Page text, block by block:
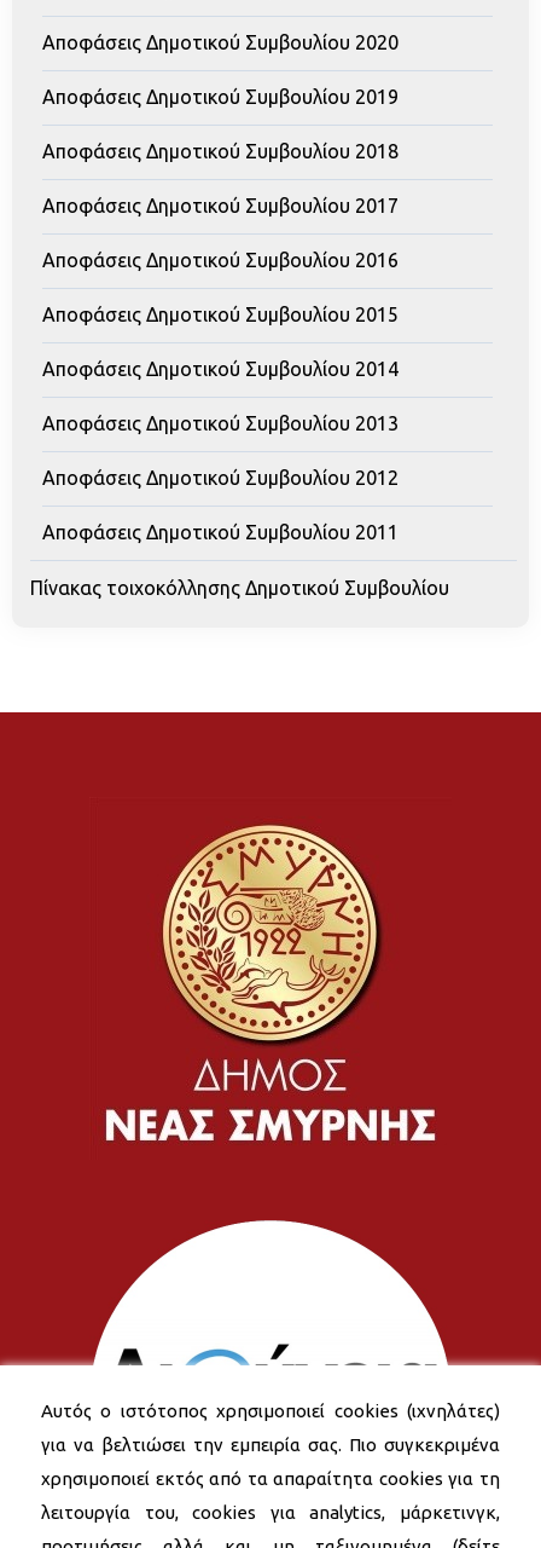
Αποφάσεις Δημοτικού Συμβουλίου 2020
Αποφάσεις Δημοτικού Συμβουλίου 2019
Αποφάσεις Δημοτικού Συμβουλίου 2018
Αποφάσεις Δημοτικού Συμβουλίου 2017
Αποφάσεις Δημοτικού Συμβουλίου 2016
Αποφάσεις Δημοτικού Συμβουλίου 2015
Αποφάσεις Δημοτικού Συμβουλίου 2014
Αποφάσεις Δημοτικού Συμβουλίου 2013
Αποφάσεις Δημοτικού Συμβουλίου 2012
Αποφάσεις Δημοτικού Συμβουλίου 2011
Πίνακας τοιχοκόλλησης Δημοτικού Συμβουλίου
Αυτός ο ιστότοπος χρησιμοποιεί cookies (ιχνηλάτες)
για να βελτιώσει την εμπειρία σας. Πιο συγκεκριμένα
χρησιμοποιεί εκτός από τα απαραίτητα cookies για τη
λειτουργία του, cookies για analytics, μάρκετινγκ,